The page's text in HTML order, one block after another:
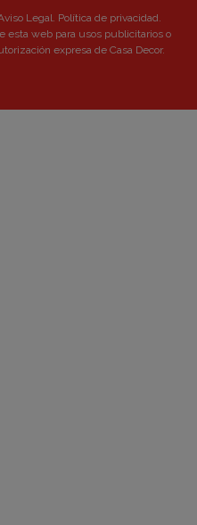
Legal. Política de privacidad.
esta web para usos publicitarios o
expresa de Casa Decor.